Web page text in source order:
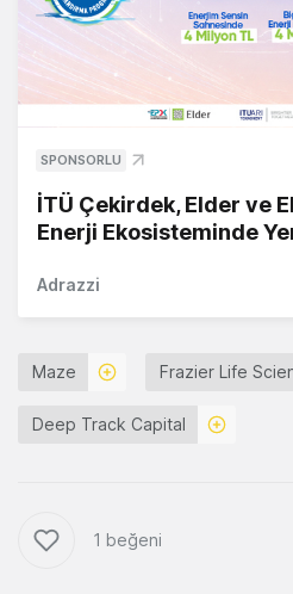
SPONSORLU
İTÜ Çekirdek, Elder ve
Enerji Ekosisteminde
Adrazzi
Maze Frazier Life
Deep Track Capital
1 beğeni